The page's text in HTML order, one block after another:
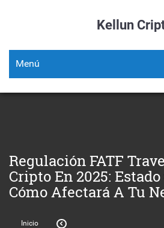
Kellun
Menú
Regulación FATF
Cripto En 2025:
Cómo Afectará A Tu
Inicio